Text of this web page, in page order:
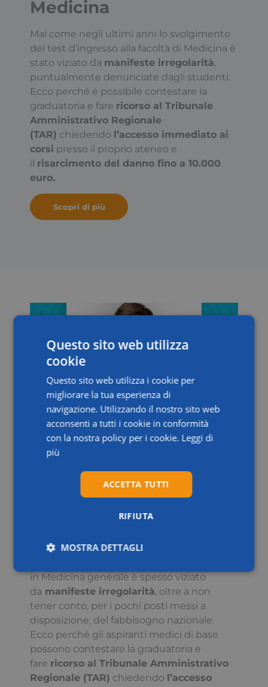
Medicina
Mai come negli ultimi anni lo svolgimento
del test d’ingresso alla facoltà di Medicina è
stato viziato da manifeste irregolarità,
puntualmente denunciate dagli studenti.
Ecco perché è possibile contestare la
graduatoria e fare ricorso al Tribunale
Amministrativo Regionale
(TAR) chiedendo l’accesso immediato ai
corsi presso il proprio ateneo e
il risarcimento del danno fino a 10.000
euro.
Scopri di più
Accesso al corso di
formazione
specialistica in
Medicina generale
Il sistema a numero chiuso che regola
in Medicina generale è spesso viziato
da manifeste irregolarità, oltre a non
tener conto, per i pochi posti messi a
disposizione, del fabbisogno nazionale.
Ecco perché gli aspiranti medici di base
possono contestare la graduatoria e
fare ricorso al Tribunale Amministrativo
Regionale (TAR) chiedendo l’accesso
Questo sito web utilizza
cookie
Questo sito web utilizza i cookie per
migliorare la tua esperienza di
navigazione. Utilizzando il nostro sito web
acconsenti a tutti i cookie in conformità
con la nostra policy per i cookie. Leggi di
più
ACCETTA TUTTI
RIFIUTA
MOSTRA DETTAGLI
Necessari Statistici Marketing
Preferenze